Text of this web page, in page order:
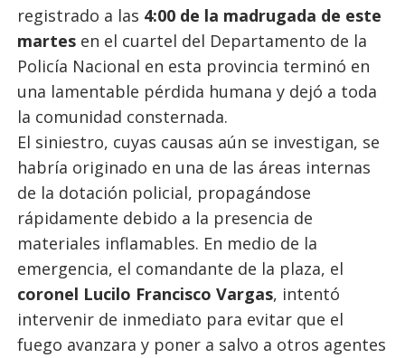
registrado a las 4:00 de la madrugada de este
martesen el cuartel del Departamento de la
Policía Nacional en esta provincia terminó en
una lamentable pérdida humana y dejó a toda
la comunidad consternada.
El siniestro, cuyas causas aún se investigan, se
habría originado en una de las áreas internas
de la dotación policial, propagándose
rápidamente debido a la presencia de
materiales inflamables. En medio de la
emergencia, el comandante de la plaza, el
coronel Lucilo Francisco Vargas, intentó
intervenir de inmediato para evitar que el
fuego avanzara y poner a salvo a otros agentes